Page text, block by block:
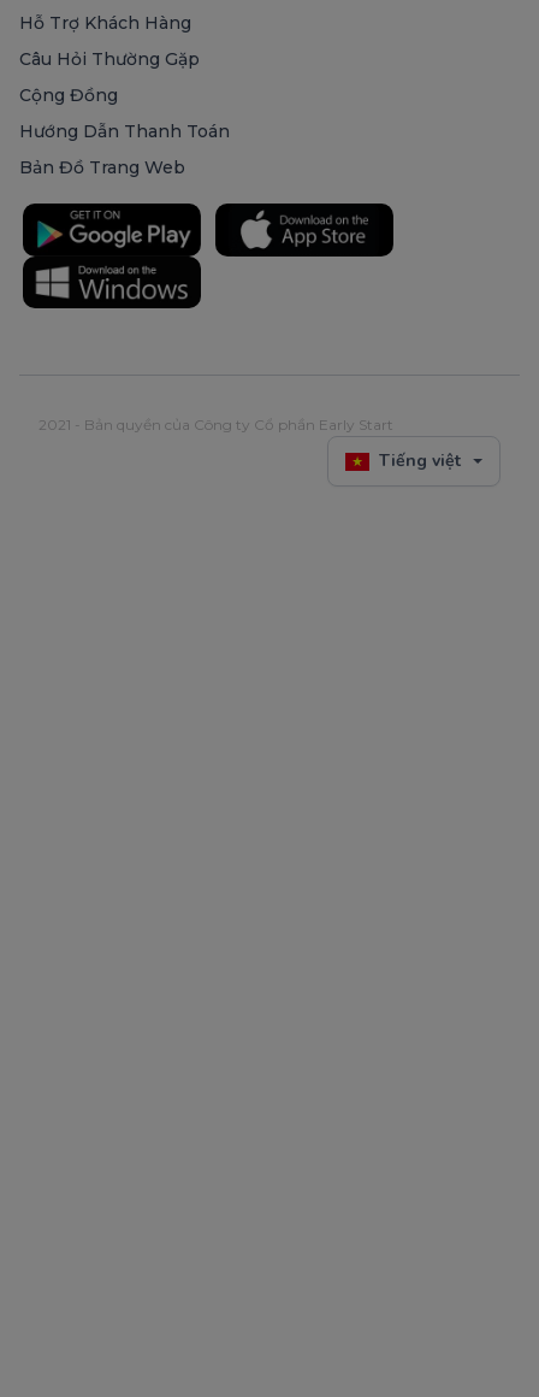
Hỗ Trợ Khách Hàng
Câu Hỏi Thường Gặp
Cộng Đồng
Hướng Dẫn Thanh Toán
Bản Đồ Trang Web
2021 - Bản quyền của Công ty Cổ phần Early Start
Tiếng việt